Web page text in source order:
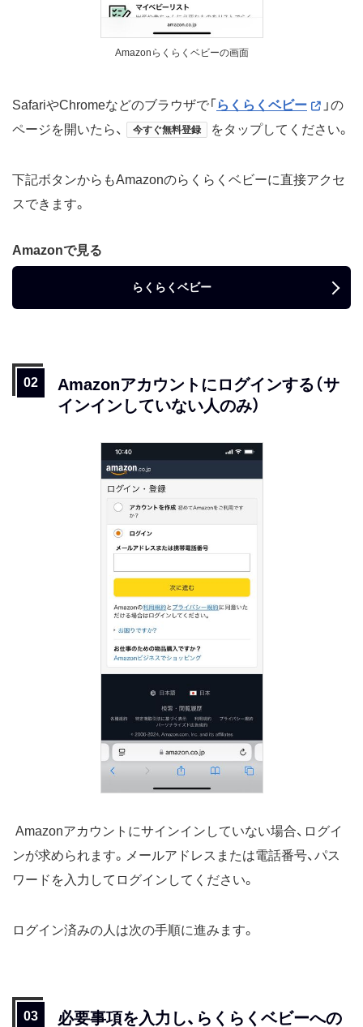
Amazonらくらくベビーの画面
SafariやChromeなどのブラウザで「 らくらくベビー
」の
ページを開いたら、
今すぐ無料登録 をタップしてください。
下記ボタンからもAmazonのらくらくベビーに直接アクセ
スできます。
Amazonで見る
らくらくベビー
Amazonアカウントにログインする（サ
インインしていない人のみ）
Amazonアカウントにサインインしていない場合、ログイ
ンが求められます。メールアドレスまたは電話番号、パス
ワードを入力してログインしてください。
ログイン済みの人は次の手順に進みます。
必要事項を入力し、らくらくベビーへの